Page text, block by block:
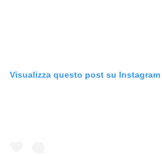
Visualizza questo post su Instagram